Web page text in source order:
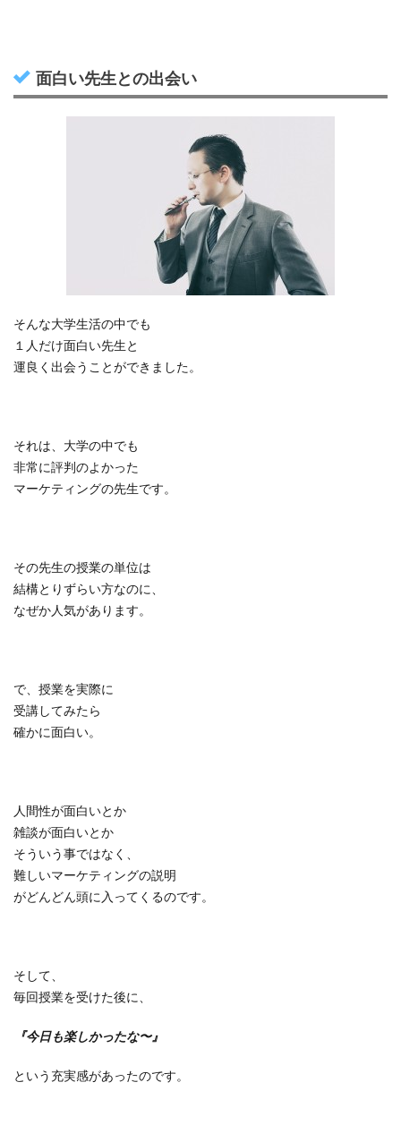
面白い先生との出会い
そんな大学生活の中でも
１人だけ面白い先生と
運良く出会うことができました。
それは、大学の中でも
非常に評判のよかった
マーケティングの先生です。
その先生の授業の単位は
結構とりずらい方なのに、
なぜか人気があります。
で、授業を実際に
受講してみたら
確かに面白い。
人間性が面白いとか
雑談が面白いとか
そういう事ではなく、
難しいマーケティングの説明
がどんどん頭に入ってくるのです。
そして、
毎回授業を受けた後に、
『今日も楽しかったな〜』
という充実感があったのです。